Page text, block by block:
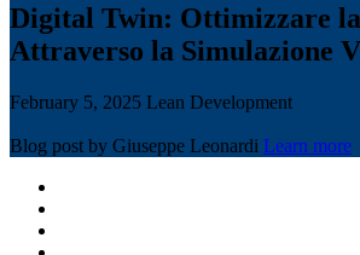
Digital Twin: Ottimizzare
Attraverso la Simulazione
February 5, 2025 Lean Development
Blog post by Giuseppe Leonardi Learn more